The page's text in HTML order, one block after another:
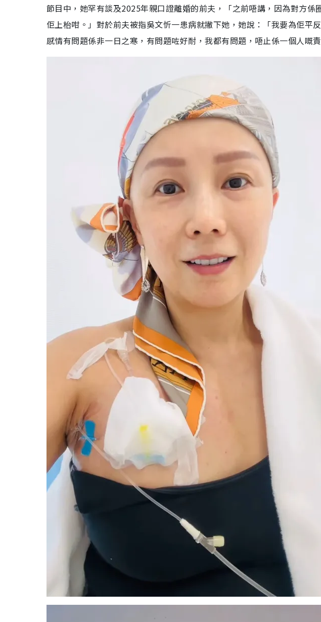
節目中，她罕有談及2025年親口證離婚的前夫，「之前唔講，因為對方係
佢上枱咁。」對於前夫被指吳文忻一患病就撇下她，她說：「我要為佢平
感情有問題係非一日之寒，有問題咗好耐，我都有問題，唔止係一個人嘅